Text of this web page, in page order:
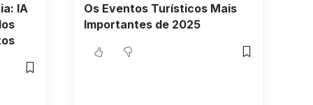
IA
Os Eventos Turísticos Mais
Importantes de 2025